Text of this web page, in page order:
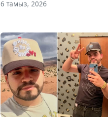
6 тамыз, 2026